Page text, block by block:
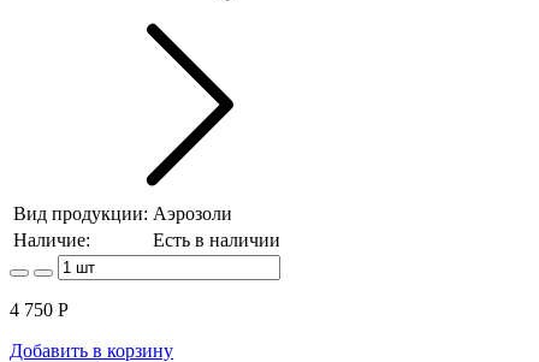
Вид продукции: Аэрозоли
Наличие:
Есть в наличии
4 750 Р
Добавить в корзину